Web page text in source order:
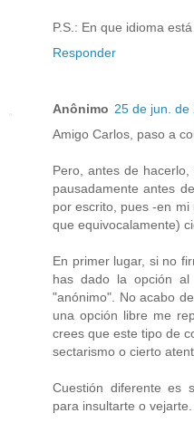
P.S.: En que idioma
Responder
Anônimo 25 de jun. de
Amigo Carlos, paso a
Pero, antes de
pausadamente antes
por escrito, pues -en
que equivocalamente)
En primer lugar, si no
has dado la opción
"anónimo". No acabo
una opción libre me
crees que este tipo de
sectarismo o cierto
Cuestión diferente es
para insultarte o